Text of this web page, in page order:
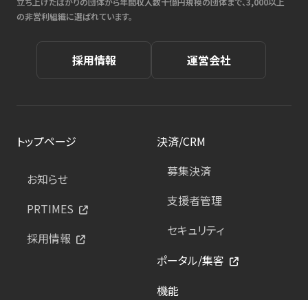
の非営利組織に選ばれています。
採用情報 運営会社
トップページ
お知らせ
PRTIMES
採用情報
決済/CRM
募集決済
支援者管理
セキュリティ
ポータル/集客
機能